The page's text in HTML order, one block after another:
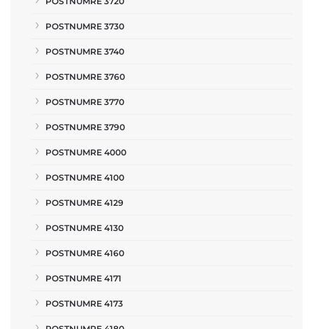
POSTNUMRE 3730
POSTNUMRE 3740
POSTNUMRE 3760
POSTNUMRE 3770
POSTNUMRE 3790
POSTNUMRE 4000
POSTNUMRE 4100
POSTNUMRE 4129
POSTNUMRE 4130
POSTNUMRE 4160
POSTNUMRE 4171
POSTNUMRE 4173